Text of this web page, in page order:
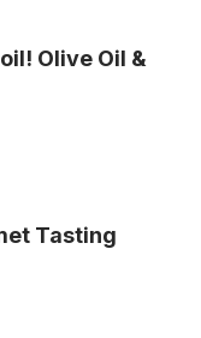
Olive Oil &
Tasting